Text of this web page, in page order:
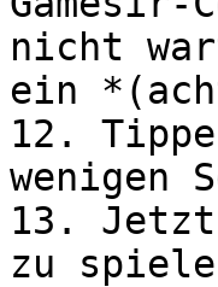
nicht
ein
12.
wenigen
13.
zu